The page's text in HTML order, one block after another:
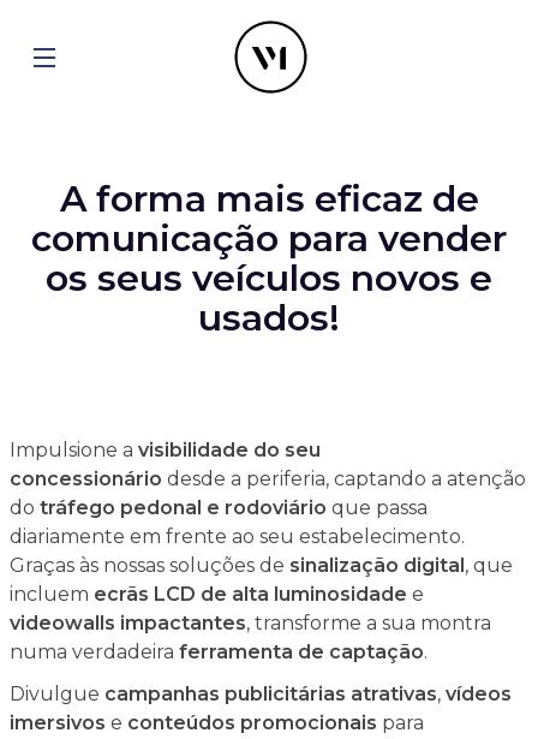
A forma mais eficaz de
comunicação para vender
os seus veículos novos e
usados!
Impulsione a visibilidade do seu
concessionário desde a periferia, captando a atenção
do tráfego pedonal e rodoviário que passa
diariamente em frente ao seu estabelecimento.
Graças às nossas soluções de sinalização digital, que
incluem ecrãs LCD de alta luminosidade e
videowalls impactantes, transforme a sua montra
numa verdadeira ferramenta de captação.
Divulgue campanhas publicitárias atrativas, vídeos
imersivos e conteúdos promocionais para